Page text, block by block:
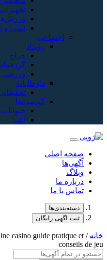
اسب و
اجتماعی
رویداد
حراج
ورزشی
داوطلبانه
گم‌شده‌ها
حیوانات
اشیا
صفحه اصلی
آگهی‌ها
وبلاگ
درباره ما
تماس با ما
دسته‌بندی‌ها
ثبت اگهی رایگان
خانه /
casino guide pratique et
conseils de jeu